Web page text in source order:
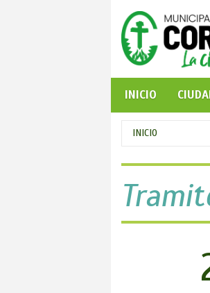
INICIO
Se
usted
aquí
INICIO